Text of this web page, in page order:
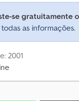
se gratuitamente
as informações.
2001